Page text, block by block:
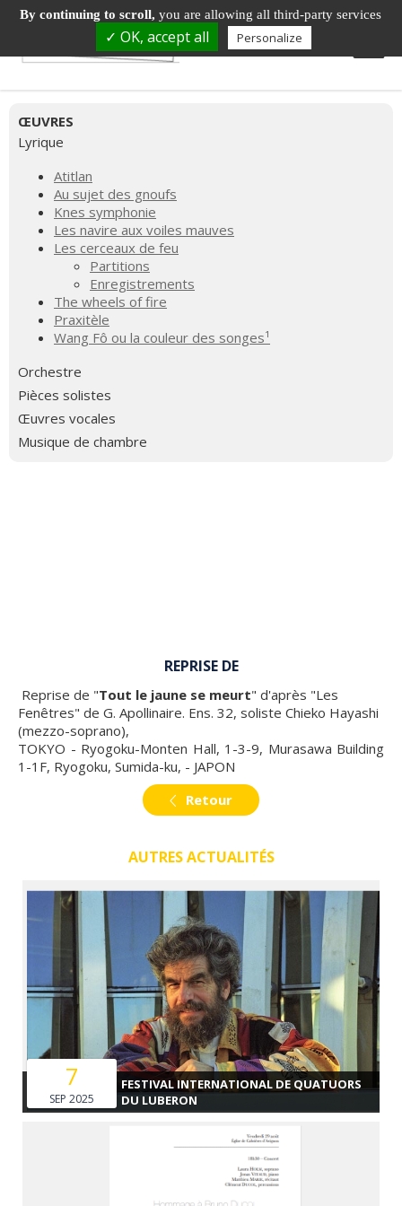
ŒUVRES
Lyrique
Atitlan
Au sujet des gnoufs
Knes symphonie
Les navire aux voiles mauves
Les cerceaux de feu
Partitions
Enregistrements
The wheels of fire
Praxitèle
Wang Fô ou la couleur des songes¹
Orchestre
Pièces solistes
Œuvres vocales
Musique de chambre
REPRISE DE
Reprise de "Tout le jaune se meurt" d'après "Les
Fenêtres" de G. Apollinaire. Ens. 32, soliste Chieko Hayashi
(mezzo-soprano),
TOKYO - Ryogoku-Monten Hall, 1-3-9, Murasawa Building
1-1F, Ryogoku, Sumida-ku, - JAPON
Retour
AUTRES ACTUALITÉS
FESTIVAL INTERNATIONAL DE QUATUORS
DU LUBERON
7
SEP 2025
By continuing to scroll, you are allowing all third-party services
✓ OK, accept all Personalize